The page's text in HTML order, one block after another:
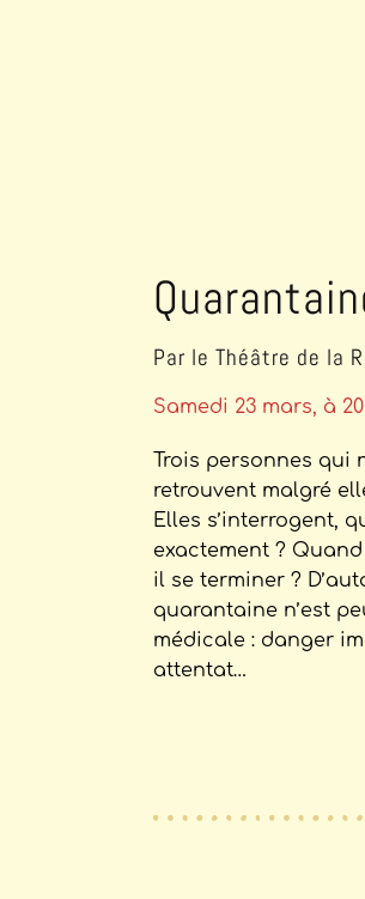
Par le Théâtre de la
Samedi 23 mars, à
Trois personnes qui
retrouvent malgré
Elles s’interrogent,
exactement ?
il se terminer ?
quarantaine n’est
médicale : danger
attentat…